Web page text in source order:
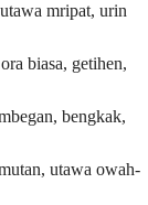
mripat, urin
biasa, getihen,
bengkak,
utawa owah-